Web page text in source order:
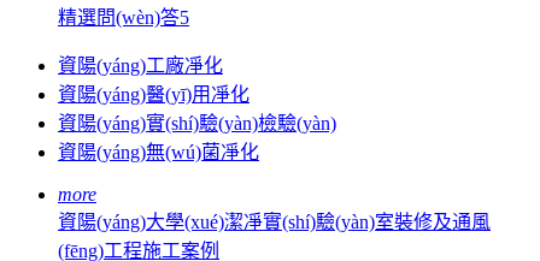
精選問(wèn)答5
資陽(yáng)工廠凈化
資陽(yáng)醫(yī)用凈化
資陽(yáng)實(shí)驗(yàn)檢驗(yàn)
資陽(yáng)無(wú)菌凈化
more
資陽(yáng)大學(xué)潔凈實(shí)驗(yàn)室裝修及通風
(fēng)工程施工案例